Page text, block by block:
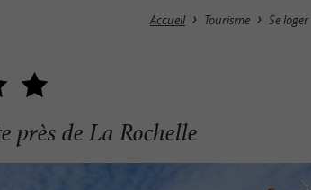
Accueil Tourisme Se loger
près de La Rochelle